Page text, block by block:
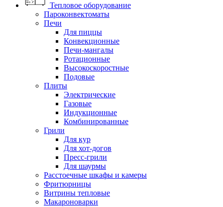
Тепловое оборудование
Пароконвектоматы
Печи
Для пиццы
Конвекционные
Печи-мангалы
Ротационные
Высокоскоростные
Подовые
Плиты
Электрические
Газовые
Индукционные
Комбинированные
Грили
Для кур
Для хот-догов
Пресс-грили
Для шаурмы
Расстоечные шкафы и камеры
Фритюрницы
Витрины тепловые
Макароноварки